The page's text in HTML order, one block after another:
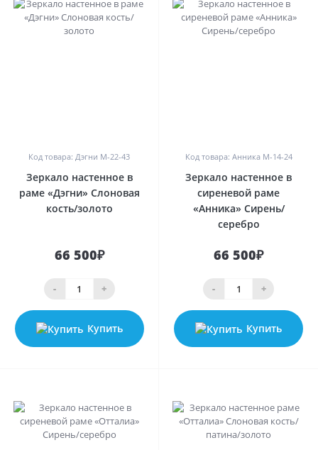
Код товара: Дэгни M-22-43
Зеркало настенное в
раме «Дэгни» Слоновая
кость/золото
66 500₽
- +
Купить
Код товара: Анника M-14-24
Зеркало настенное в
сиреневой раме
«Анника» Сирень/
серебро
66 500₽
- +
Купить